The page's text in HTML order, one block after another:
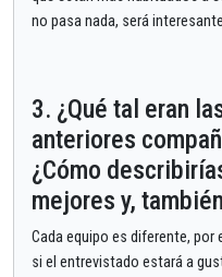
no pasa nada, será
3. ¿Qué tal eran
anteriores
¿Cómo
mejores y,
Cada equipo es diferente, por
si el entrevistado estará a